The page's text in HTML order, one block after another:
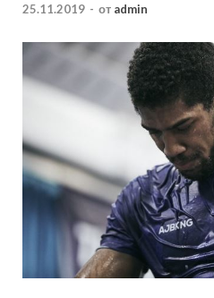
25.11.2019 - от admin